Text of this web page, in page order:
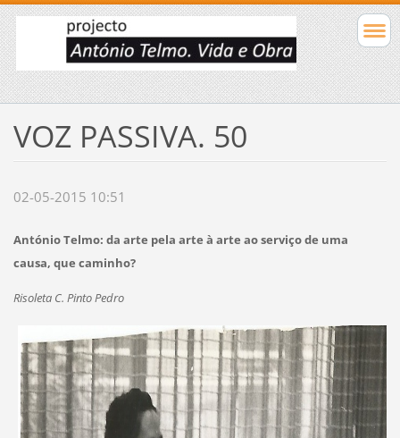
VOZ PASSIVA. 50
02-05-2015 10:51
António Telmo: da arte pela arte à arte ao serviço de uma
causa, que caminho?
Risoleta C. Pinto Pedro